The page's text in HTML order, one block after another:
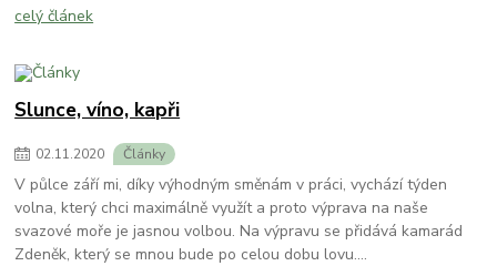
celý článek
Slunce, víno, kapři
02.11.2020 Články
V půlce září mi, díky výhodným směnám v práci, vychází týden
volna, který chci maximálně využít a proto výprava na naše
svazové moře je jasnou volbou. Na výpravu se přidává kamarád
Zdeněk, který se mnou bude po celou dobu lovu....